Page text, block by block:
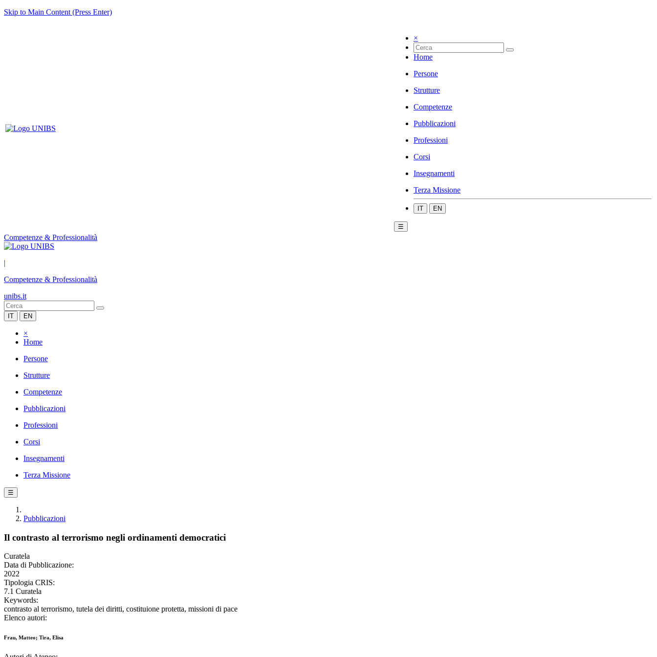
Skip to Main Content (Press Enter)
×
Home
Persone
Strutture
Competenze
Pubblicazioni
Professioni
Corsi
Insegnamenti
Terza Missione
IT EN
☰
Competenze & Professionalità
|
Competenze & Professionalità
unibs.it
IT EN
×
Home
Persone
Strutture
Competenze
Pubblicazioni
Professioni
Corsi
Insegnamenti
Terza Missione
☰
Pubblicazioni
Il contrasto al terrorismo negli ordinamenti democratici
Curatela
Data di Pubblicazione:
2022
Tipologia CRIS:
7.1 Curatela
Keywords:
contrasto al terrorismo, tutela dei diritti, costituione protetta, missioni di pace
Elenco autori:
Frau, Matteo; Tira, Elisa